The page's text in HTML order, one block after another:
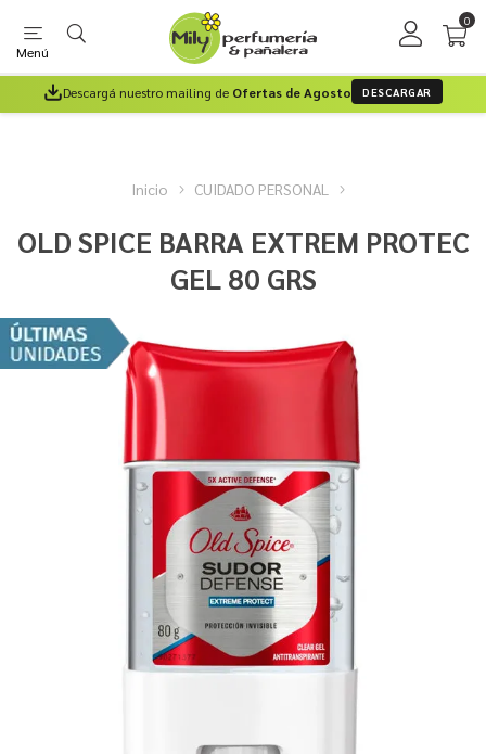
Menú
0
Descargá nuestro mailing de Ofertas de Agosto DESCARGAR
Inicio CUIDADO PERSONAL
OLD SPICE BARRA EXTREM PROTEC
GEL 80 GRS